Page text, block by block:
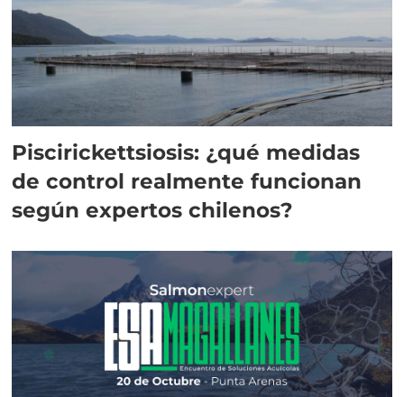
Piscirickettsiosis: ¿qué medidas
de control realmente funcionan
según expertos chilenos?